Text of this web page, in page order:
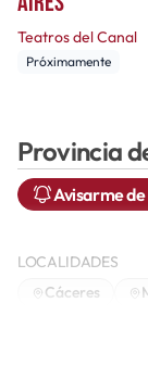
Teatros del Canal
Próximamente
Provincia
Avisarme
LOCALIDADES
Cáceres